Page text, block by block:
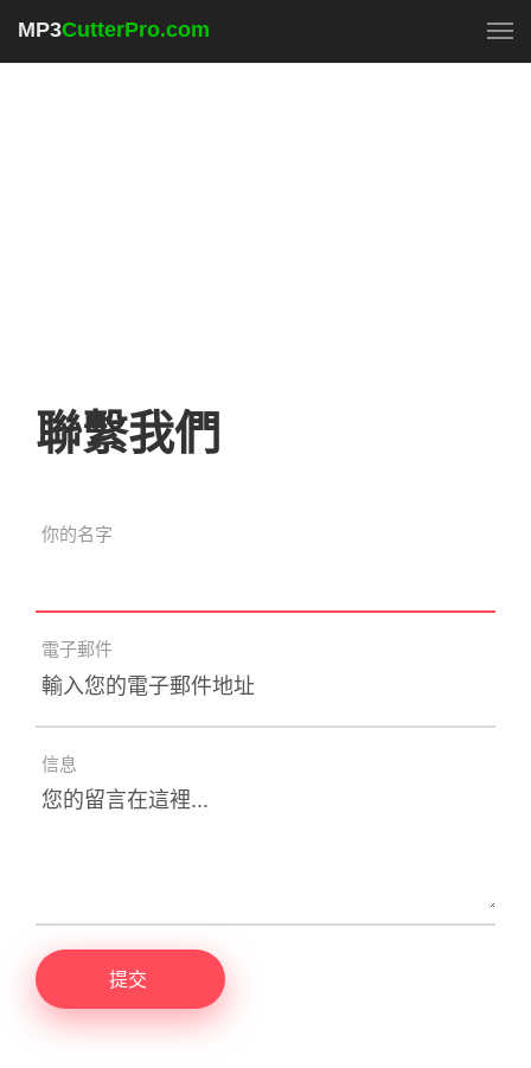
MP3CutterPro.com
聯繫我們
你的名字
電子郵件
信息
提交